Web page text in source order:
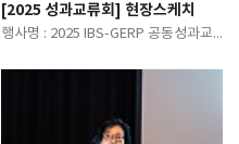
발표
[2025 성과교류회] 현장스케치
행사명 : 2025 IBS-GERP 공동성과교류회일 시 : 2025. 04. 24.(목) …